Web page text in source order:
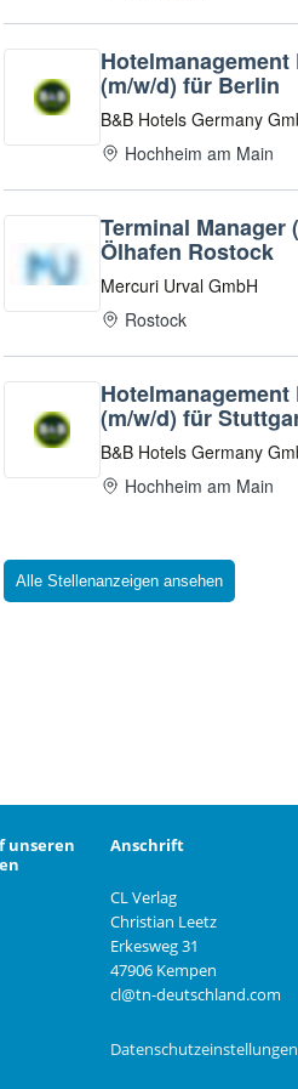
Alle Stellenanzeigen ansehen
unseren
Anschrift
CL Verlag
Christian Leetz
Erkesweg 31
47906 Kempen
cl@tn-deutschland.com
Datenschutzeinstellungen